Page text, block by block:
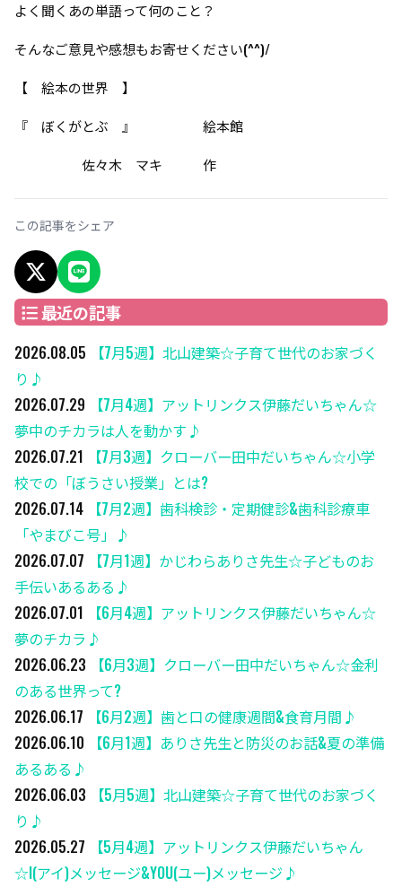
よく聞くあの単語って何のこと？
そんなご意見や感想もお寄せください(^^)/
【 絵本の世界 】
『 ぼくがとぶ 』 絵本館
佐々木 マキ 作
この記事をシェア
X でシェアLINEでシェア
最近の記事
2026.08.05
【7月5週】北山建築☆子育て世代のお家づく
り♪
2026.07.29
【7月4週】アットリンクス伊藤だいちゃん☆
夢中のチカラは人を動かす♪
2026.07.21
【7月3週】クローバー田中だいちゃん☆小学
校での「ぼうさい授業」とは?
2026.07.14
【7月2週】歯科検診・定期健診&歯科診療車
「やまびこ号」♪
2026.07.07
【7月1週】かじわらありさ先生☆子どものお
手伝いあるある♪
2026.07.01
【6月4週】アットリンクス伊藤だいちゃん☆
夢のチカラ♪
2026.06.23
【6月3週】クローバー田中だいちゃん☆金利
のある世界って?
2026.06.17
【6月2週】歯と口の健康週間&食育月間♪
2026.06.10
【6月1週】ありさ先生と防災のお話&夏の準備
あるある♪
2026.06.03
【5月5週】北山建築☆子育て世代のお家づく
り♪
2026.05.27
【5月4週】アットリンクス伊藤だいちゃん
☆I(アイ)メッセージ&YOU(ユー)メッセージ♪